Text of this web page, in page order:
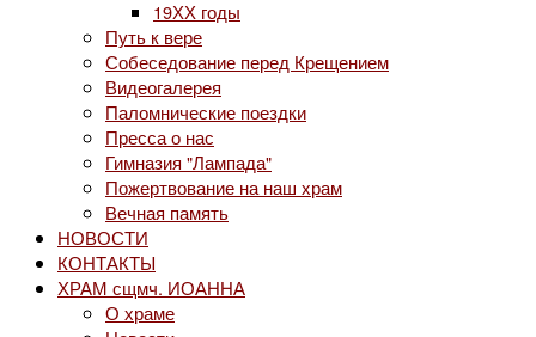
19ХХ годы
Путь к вере
Собеседование перед Крещением
Видеогалерея
Паломнические поездки
Пресса о нас
Гимназия "Лампада"
Пожертвование на наш храм
Вечная память
НОВОСТИ
КОНТАКТЫ
ХРАМ сщмч. ИОАННА
О храме